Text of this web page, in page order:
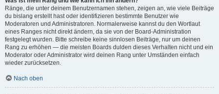
Ränge, die unter deinem Benutzernamen stehen, zeigen an, wie viele Beiträge
du bislang erstellt hast oder identifizieren bestimmte Benutzer wie
Moderatoren und Administratoren. Normalerweise kannst du den Wortlaut
eines Ranges nicht direkt ändern, da sie von der Board-Administration
festgelegt wurden. Bitte schreibe keine sinnlosen Beiträge, nur um deinen
Rang zu erhöhen — die meisten Boards dulden dieses Verhalten nicht und ein
Moderator oder Administrator wird deinen Rang unter Umständen einfach
wieder zurücksetzen.
Nach oben